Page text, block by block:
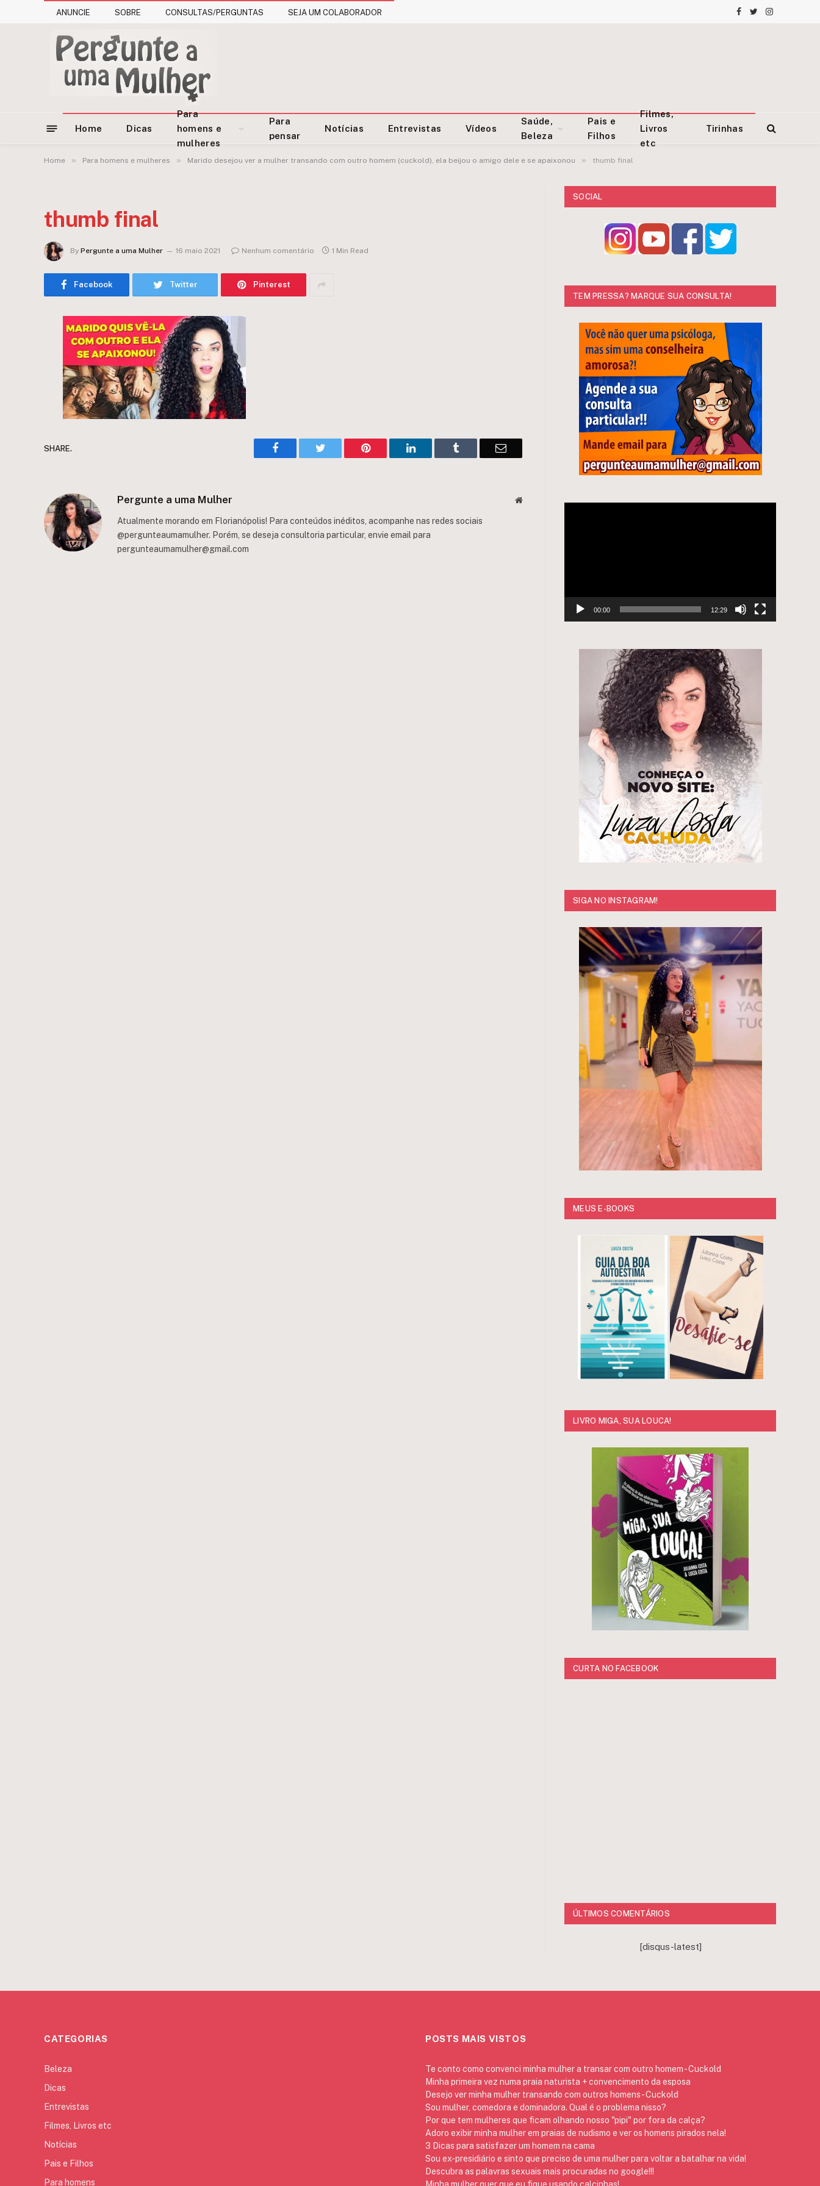
ANUNCIE SOBRE CONSULTAS/PERGUNTAS SEJA UM COLABORADOR Facebook
TwitterInstagram
Home Dicas
Para
homens e
mulheres
Para
pensar
Notícias Entrevistas Vídeos
Saúde,
Beleza
Pais e
Filhos
Filmes,
Livros
etc
Tirinhas
Home » Para homens e mulheres » Marido desejou ver a mulher transando com outro homem (cuckold), ela beijou o amigo dele e se apaixonou » thumb final
thumb final
By Pergunte a uma Mulher 16 maio 2021 Nenhum comentário 1 Min Read
Facebook Twitter Pinterest
SHARE. Facebook Twitter Pinterest LinkedIn Tumblr Email
Pergunte a uma Mulher Website
Atualmente morando em Florianópolis! Para conteúdos inéditos, acompanhe nas redes sociais
@pergunteaumamulher. Porém, se deseja consultoria particular, envie email para
pergunteaumamulher@gmail.com
SOCIAL
TEM PRESSA? MARQUE SUA CONSULTA!
00:00 12:29
SIGA NO INSTAGRAM!
MEUS E-BOOKS
LIVRO MIGA, SUA LOUCA!
CURTA NO FACEBOOK
ÚLTIMOS COMENTÁRIOS
[disqus-latest]
CATEGORIAS
Beleza
Dicas
Entrevistas
Filmes, Livros etc
Notícias
Pais e Filhos
Para homens
POSTS MAIS VISTOS
Te conto como convenci minha mulher a transar com outro homem - Cuckold
Minha primeira vez numa praia naturista + convencimento da esposa
Desejo ver minha mulher transando com outros homens - Cuckold
Sou mulher, comedora e dominadora. Qual é o problema nisso?
Por que tem mulheres que ficam olhando nosso "pipi" por fora da calça?
Adoro exibir minha mulher em praias de nudismo e ver os homens pirados nela!
3 Dicas para satisfazer um homem na cama
Sou ex-presidiário e sinto que preciso de uma mulher para voltar a batalhar na vida!
Descubra as palavras sexuais mais procuradas no google!!!
Minha mulher quer que eu fique usando calcinhas!